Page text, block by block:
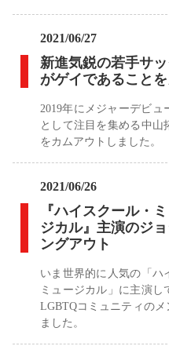
2021/06/27
新進気鋭の若手サ
がゲイであること
2019年にメジャーデビ
として注目を集める中山
をカムアウトしました。
2021/06/26
『ハイスクール・
ジカル』主演のジ
ングアウト
いま世界的に人気の「ハ
ミュージカル」に主演し
LGBTQコミュニティの
ました。